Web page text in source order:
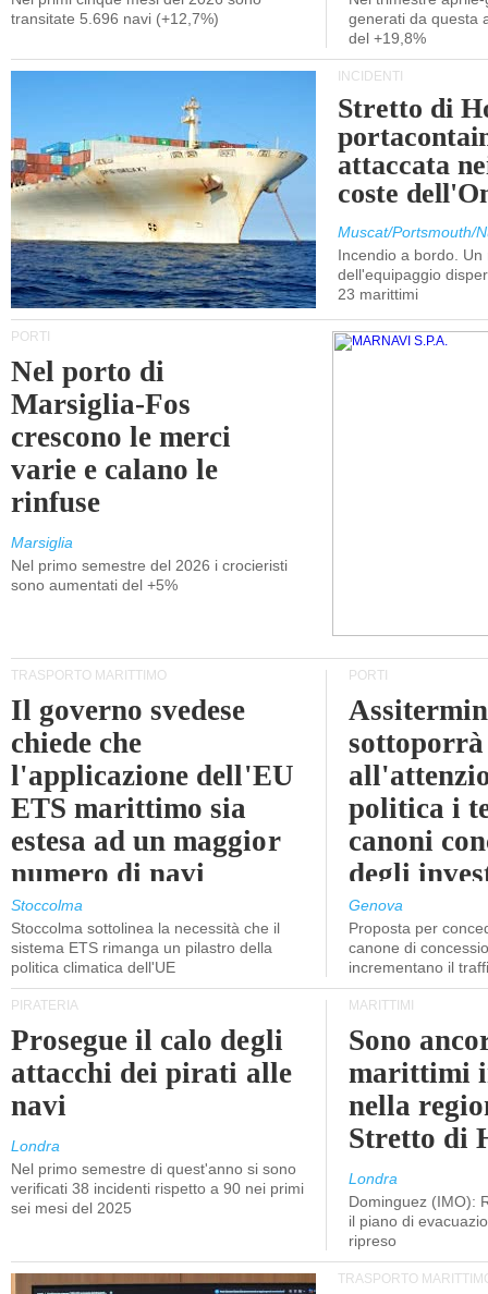
transitate 5.696 navi (+12,7%)
generati da questa
del +19,8%
INCIDENTI
Stretto di
attaccata
coste
Muscat/Portsmouth/
Incendio a bordo. Un
dell'equipaggio
23 marittimi
PORTI
Nel porto di
Marsiglia-Fos
crescono le merci
varie e calano le
rinfuse
Marsiglia
Nel primo semestre del 2026 i crocieristi
sono aumentati del +5%
TRASPORTO MARITTIMO
Il governo svedese
chiede che
l'applicazione dell'EU
ETS marittimo sia
estesa ad un maggior
numero di navi
Stoccolma
Stoccolma sottolinea la necessità che il
sistema ETS rimanga un pilastro della
politica climatica dell'UE
PORTI
sottoporrà
politica i
canoni
degli
Genova
Proposta per
canone di
incrementano il
PIRATERIA
Prosegue il calo degli
attacchi dei pirati alle
navi
Londra
Nel primo semestre di quest'anno si sono
verificati 38 incidenti rispetto a 90 nei primi
sei mesi del 2025
MARITTIMI
Sono
marittimi
nella
Stretto di
Londra
Dominguez (IMO):
il piano di
ripreso
TRASPORTO